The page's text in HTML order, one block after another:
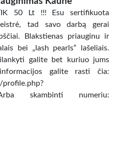
50 Lt !!! Esu sertifikuota
tad savo darbą gerai
Blakstienas priauginu ir
bei „lash pearls” lašeliais.
galite bet kuriuo jums
galite rasti čia:
skambinti numeriu: